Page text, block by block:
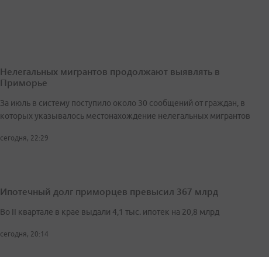
Нелегальных мигрантов продолжают выявлять в
Приморье
За июль в систему поступило около 30 сообщений от граждан, в
которых указывалось местонахождение нелегальных мигрантов
сегодня, 22:29
Ипотечный долг приморцев превысил 367 млрд
Во II квартале в крае выдали 4,1 тыс. ипотек на 20,8 млрд
сегодня, 20:14